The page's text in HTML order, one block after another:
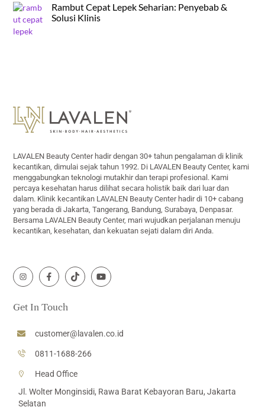
Rambut Cepat Lepek Seharian: Penyebab &
Solusi Klinis
To
Top
LAVALEN Beauty Center hadir dengan 30+ tahun pengalaman di klinik
kecantikan, dimulai sejak tahun 1992. Di LAVALEN Beauty Center, kami
menggabungkan teknologi mutakhir dan terapi profesional. Kami
percaya kesehatan harus dilihat secara holistik baik dari luar dan
dalam. Klinik kecantikan LAVALEN Beauty Center hadir di 10+ cabang
yang berada di Jakarta, Tangerang, Bandung, Surabaya, Denpasar.
Bersama LAVALEN Beauty Center, mari wujudkan perjalanan menuju
kecantikan, kesehatan, dan kekuatan sejati dalam diri Anda.
Icon
Icon
Icon
Icon
Get In Touch
customer@lavalen.co.id
0811-1688-266
Head Office
Jl. Wolter Monginsidi, Rawa Barat Kebayoran Baru, Jakarta
Selatan